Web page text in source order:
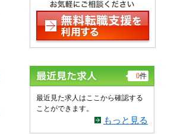
0件
最近見た求人はここから確認する
ことができます。
もっと見る